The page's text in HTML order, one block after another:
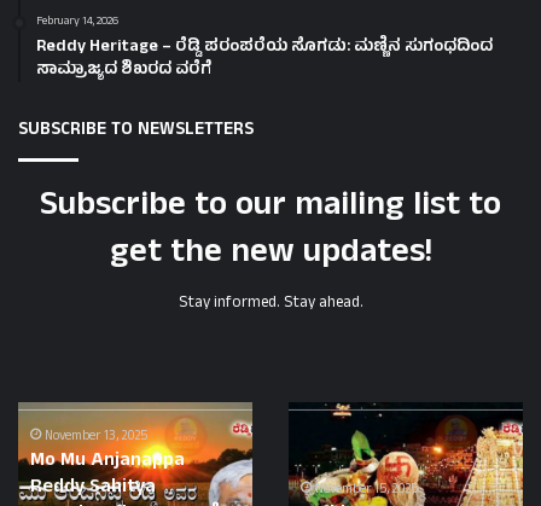
February 14, 2026
Reddy Heritage – ರೆಡ್ಡಿ ಪರಂಪರೆಯ ಸೊಗಡು: ಮಣ್ಣಿನ ಸುಗಂಧದಿಂದ
ಸಾಮ್ರಾಜ್ಯದ ಶಿಖರದ ವರೆಗೆ
SUBSCRIBE TO NEWSLETTERS
Subscribe to our mailing list to
get the new updates!
Stay informed. Stay ahead.
Mo
Mu
Anjanappa
Reddy
November 13, 2025
Mo Mu Anjanappa
Reddy Sahitya
Reddy
Devaru-
ರೆಡ್ಡಿಕುಲNovember 15, 2025